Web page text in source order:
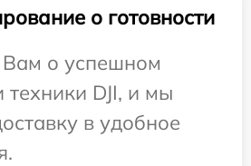
о готовности
о успешном
техники DJI, и мы
в удобное